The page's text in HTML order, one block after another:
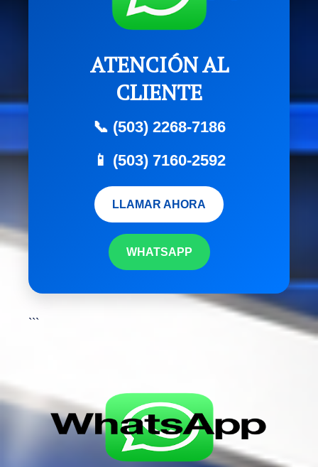
ATENCIÓN AL
CLIENTE
📞 (503) 2268-7186
📱 (503) 7160-2592
LLAMAR AHORA
WHATSAPP
```